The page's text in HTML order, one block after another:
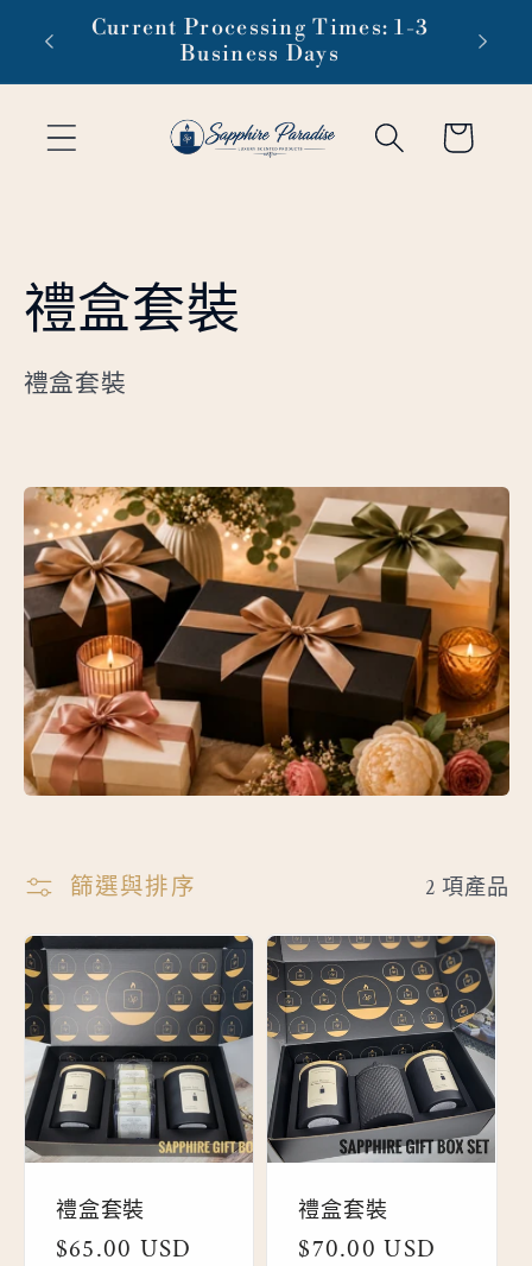
跳至內
容
Current Processing Times: 1-3
Business Days
物
商
品
列
:
禮盒套裝
禮盒套裝
篩選與排序 2 項產品
禮盒套裝
定
$65.00 USD
禮盒套裝
定
$70.00 USD